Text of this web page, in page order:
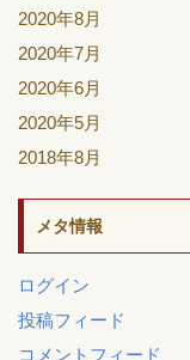
2020年8月
2020年7月
2020年6月
2020年5月
2018年8月
メタ情報
ログイン
投稿フィード
コメントフィード